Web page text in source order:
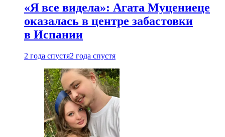
«Я все видела»: Агата Муцениеце
оказалась в центре забастовки
в Испании
2 года спустя2 года спустя